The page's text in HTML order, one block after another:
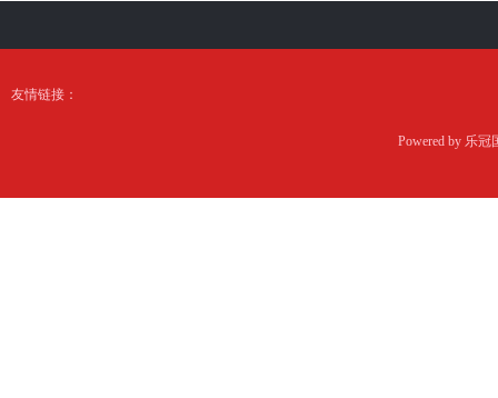
友情链接：
Powered by 乐冠